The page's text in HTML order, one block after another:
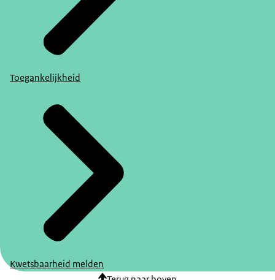
Toegankelijkheid
Kwetsbaarheid melden